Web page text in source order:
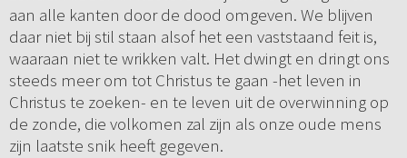
aan alle kanten door de dood omgeven. We blijven
daar niet bij stil staan alsof het een vaststaand feit is,
waaraan niet te wrikken valt. Het dwingt en dringt ons
steeds meer om tot Christus te gaan -het leven in
Christus te zoeken- en te leven uit de overwinning op
de zonde, die volkomen zal zijn als onze oude mens
zijn laatste snik heeft gegeven.